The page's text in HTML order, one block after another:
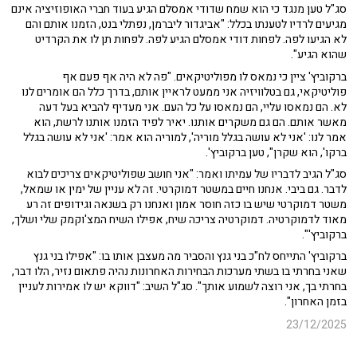
סג"ל טען מנגד כי הוא שמח שדודי אמסלם הגיע בעוד חברי האופוזיציה אינם
מגיעים לרדיו לטענתו בכלל: "אביגדור ליברמן, נפתלי בנט, הזמנו אותם והם
לא הגיעו לפה. לפחות דודי אמסלם הגיע לפה. לפחות תן לו את הקרדיט
שהוא הגיע".
ברקוביץ' ציין כי נמאס לו מפוליטיקאים. "פה לא היה אף פעם אף
פוליטיקאי, גם בטלוויזיה אני ממעט לראיין אותם, בדרך כלל הם אומרים לנו
לא. הם נמאסו עליי, הם נמאסו על כל העם. אני מעדיף להביא בעל דעה
מאשר אותם. הם גם משקרים אותנו. יאיר לפיד הזמנו אותנו לרשת, הוא
אמר לנו: 'אני לא עושה בגלל מוריה', למוריה הוא אמר: 'אני לא עושה בגלל
ברקו', הוא שקרן", טען ברקוביץ'.
סג"ל הגיב לדבריו של עמיתו ואמר: "אני חושב שפוליטיקאים צריכים לבוא
לדבר. גם ביבי. אנחנו חיים במשטר דמוקרטי. זה לא עניין של ימין או שמאל,
משטר דמוקרטי שיש בו כזה חוסר אמון ואנחנו רק בשנאה וגידופים זה רע
מאוד לדמוקרטיה. דמוקרטיה צריכה שיח, אפילו השיח המצ'וקמק שלי ושלך,
ברקוביץ'".
ברקוביץ' התייחס לח"כ בני גנץ והסביר מה מעצבן אותו בו: "אפילו בני גנץ
שאני בחרתי בו בשתי מערכות הבחירות האחרונות נהיה פתאום נזיר, הלו דבר,
בחרתי בך, אני רוצה לשמוע אותך". סג"ל השיב: "דווקא יש לו אמירות לעניין
בזמן האחרון".
23/12/2025